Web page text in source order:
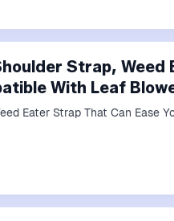
Strap, Weed
With Leaf
Eater Strap That Can Ease